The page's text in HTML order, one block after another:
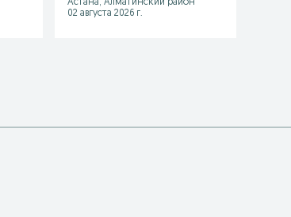
Астана, Алматинский район
02 августа 2026 г.